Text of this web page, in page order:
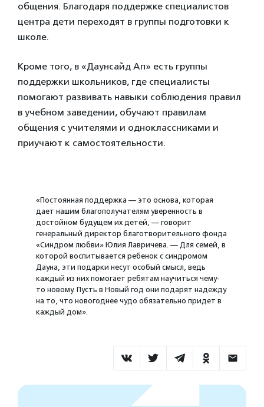
общения. Благодаря поддержке специалистов
центра дети переходят в группы подготовки к
школе.
Кроме того, в «Даунсайд Ап» есть группы
поддержки школьников, где специалисты
помогают развивать навыки соблюдения правил
в учебном заведении, обучают правилам
общения с учителями и одноклассниками и
приучают к самостоятельности.
«Постоянная поддержка — это основа, которая
дает нашим благополучателям уверенность в
достойном будущем их детей, — говорит
генеральный директор благотворительного фонда
«Синдром любви» Юлия Лавричева. — Для семей, в
которой воспитывается ребенок с синдромом
Дауна, эти подарки несут особый смысл, ведь
каждый из них помогает ребятам научиться чему-
то новому. Пусть в Новый год они подарят надежду
на то, что новогоднее чудо обязательно придет в
каждый дом».